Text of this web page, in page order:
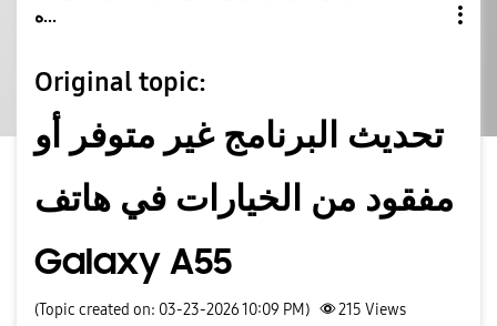
ه...
Original topic:
تحديث البرنامج غير متوفر أو
مفقود من الخيارات في هاتف
Galaxy A55
(Topic created on: 03-23-2026 10:09 PM) 215 Views